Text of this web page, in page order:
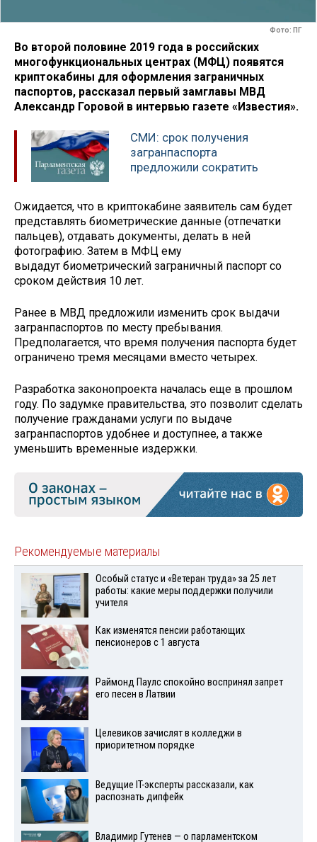
Фото: ПГ
Во второй половине 2019 года в российских
многофункциональных центрах (МФЦ) появятся
криптокабины для оформления заграничных
паспортов, рассказал первый замглавы МВД
Александр Горовой в интервью газете «Известия».
СМИ: срок получения
загранпаспорта
предложили сократить
Ожидается, что в криптокабине заявитель сам будет
представлять биометрические данные (отпечатки
пальцев), отдавать документы, делать в ней
фотографию. Затем в МФЦ ему
выдадут биометрический заграничный паспорт со
сроком действия 10 лет.
Ранее в МВД предложили изменить срок выдачи
загранпаспортов по месту пребывания.
Предполагается, что время получения паспорта будет
ограничено тремя месяцами вместо четырех.
Разработка законопроекта началась еще в прошлом
году. По задумке правительства, это позволит сделать
получение гражданами услуги по выдаче
загранпаспортов удобнее и доступнее, а также
уменьшить временные издержки.
Рекомендуемые материалы
Особый статус и «Ветеран труда» за 25 лет
работы: какие меры поддержки получили
учителя
Как изменятся пенсии работающих
пенсионеров с 1 августа
Раймонд Паулс спокойно воспринял запрет
его песен в Латвии
Целевиков зачислят в колледжи в
приоритетном порядке
Ведущие IT-эксперты рассказали, как
распознать дипфейк
Владимир Гутенев — о парламентском